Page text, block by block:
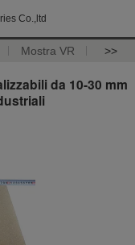
Co.,ltd
Mostra VR >>
da 10-30 mm